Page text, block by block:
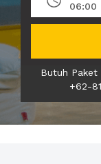
06:00
Butuh Paket
+62-